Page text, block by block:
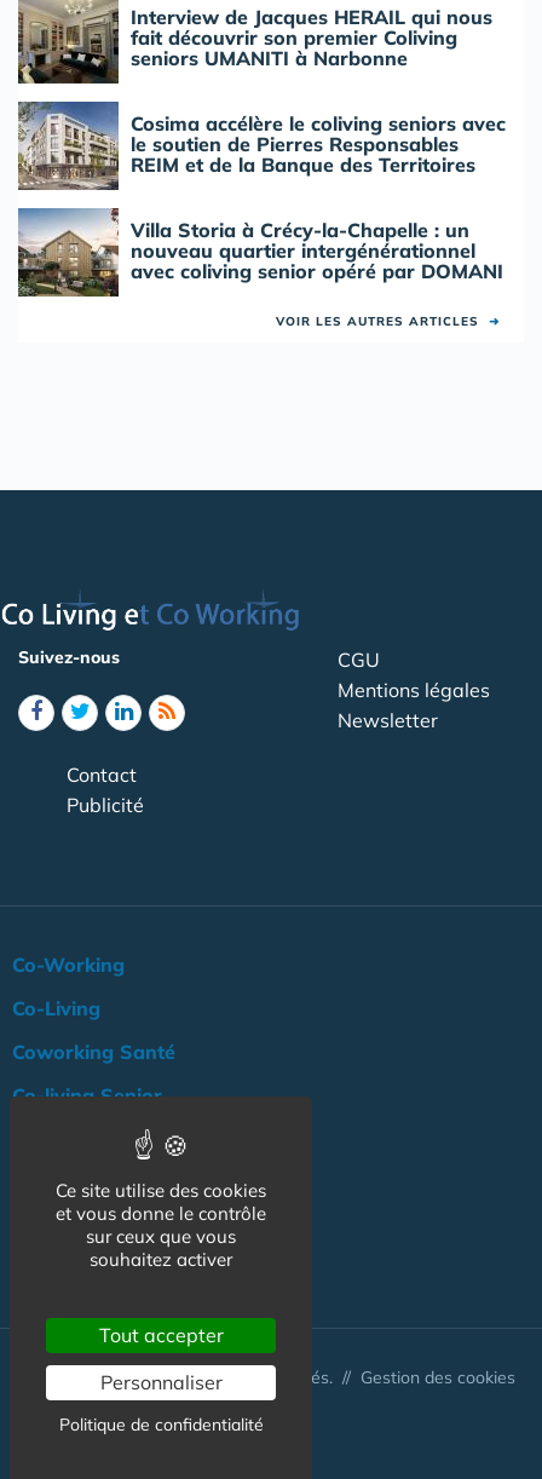
Interview de Jacques HERAIL qui nous
fait découvrir son premier Coliving
seniors UMANITI à Narbonne
Cosima accélère le coliving seniors avec
le soutien de Pierres Responsables
REIM et de la Banque des Territoires
Villa Storia à Crécy-la-Chapelle : un
nouveau quartier intergénérationnel
avec coliving senior opéré par DOMANI
VOIR LES AUTRES ARTICLES ➜
Suivez-nous
CGU
Mentions légales
Newsletter
Contact
Publicité
Co-Working
Co-Living
Coworking Santé
Co-living Senior
Agenda
Professionnels
NOS AUTRES SITES :
© Australis 2026 - Tous droits réservés. // Gestion des cookies
Ce site utilise des cookies
et vous donne le contrôle
sur ceux que vous
souhaitez activer
Tout accepter
Personnaliser
Politique de confidentialité